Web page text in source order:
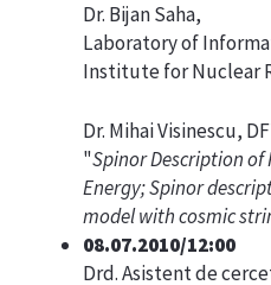
Dr. Bijan Saha,
Laboratory of
Institute for Nuclear
Dr. Mihai Visinescu,
"Spinor Description of
Energy; Spinor
model with cosmic
08.07.2010/12:00
Drd. Asistent de